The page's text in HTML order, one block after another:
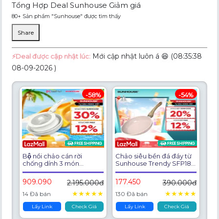
Tổng Hợp Deal Sunhouse Giảm giá
80+ Sản phẩm "Sunhouse" được tìm thấy
Share
⚡️Deal được cập nhật lúc: Mới cập nhật luôn á 😆 (08:35:38
08-09-2026 )
Bộ nồi chảo cán rời
chống dính 3 món
Sunhouse Trendy
SHG509M - Chống dính
Ceramic - Dùng trên mọi
loại bếp
909.090 2.195.000đ
14 Đã bán ★★★★★
Lấy Link Check Giá
-58%
Chảo siêu bền đá đáy từ
Sunhouse Trendy SFP18-
20-22-24P - Chống dính
vân đá 4 lớp - Tay cầm
cách nhiệt - Dùng mọi
loại bếp
177.450 390.000đ
130 Đã bán ★★★★★
Lấy Link Check Giá
-54%